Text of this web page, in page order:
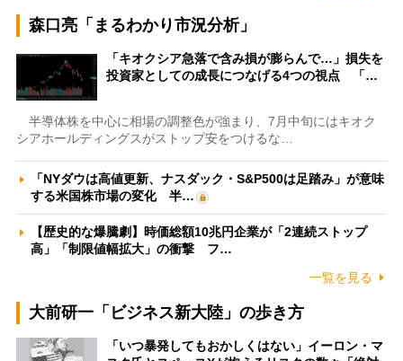
森口亮「まるわかり市況分析」
「キオクシア急落で含み損が膨らんで…」損失を
投資家としての成長につなげる4つの視点 「…
半導体株を中心に相場の調整色が強まり、7月中旬にはキオク
シアホールディングスがストップ安をつけるな…
「NYダウは高値更新、ナスダック・S&P500は足踏み」が意味
する米国株市場の変化 半…
【歴史的な爆騰劇】時価総額10兆円企業が「2連続ストップ
高」「制限値幅拡大」の衝撃 フ…
一覧を見る
大前研一「ビジネス新大陸」の歩き方
「いつ暴発してもおかしくはない」イーロン・マ